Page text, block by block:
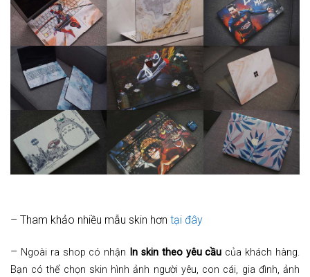
– Tham khảo nhiều mẫu skin hơn tại đây
– Ngoài ra shop có nhận In skin theo yêu cầu của khách hàng.
Bạn có thể chọn skin hình ảnh người yêu, con cái, gia đình, ảnh